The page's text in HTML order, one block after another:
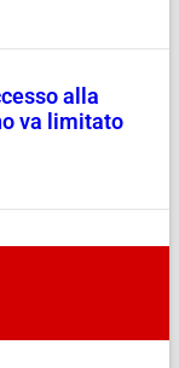
alla
va limitato